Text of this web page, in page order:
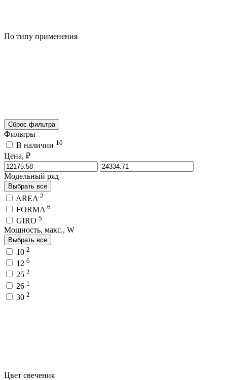
По типу применения
Сброс фильтра
Фильтры
В наличии 10
Цена, ₽
Модельный ряд
Выбрать все
AREA 2
FORMA 6
GIRO 5
Мощность, макс., W
Выбрать все
10 2
12 6
25 2
26 1
30 2
Цвет свечения